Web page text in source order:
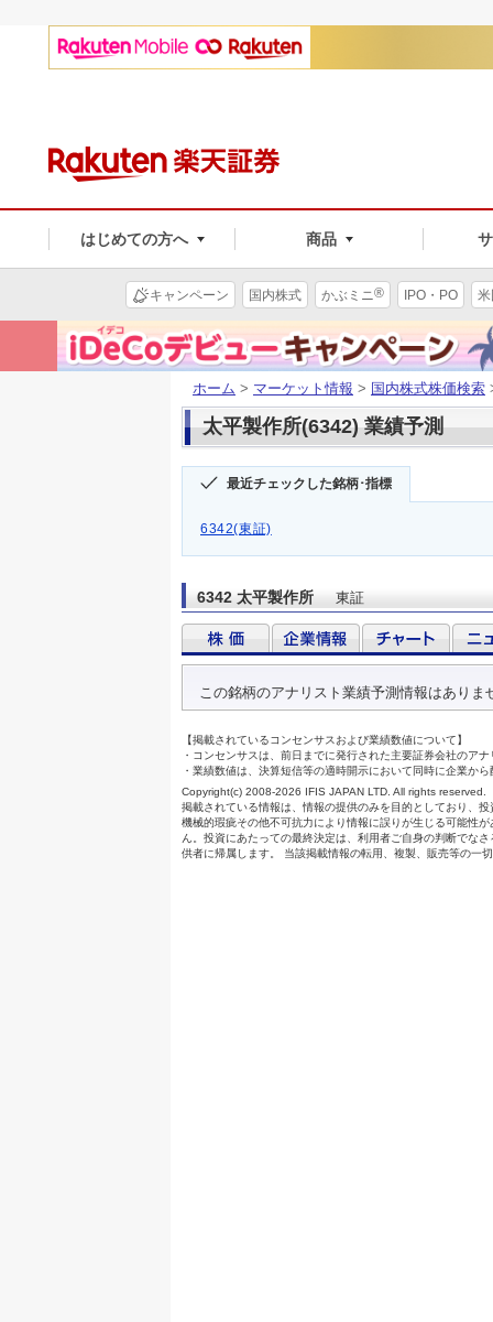
はじめての方へ 商品
キャンペーン 国内株式 かぶミニ® IPO・PO
ホーム > マーケット情報 > 国内株式株価検索
太平製作所(6342) 業績予測
最近チェックした銘柄･指標
6342(東証)
6342 太平製作所 東証